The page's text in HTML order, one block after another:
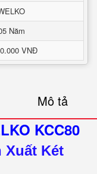
Năm
VNĐ
Mô tả
KCC80
Xuất Két